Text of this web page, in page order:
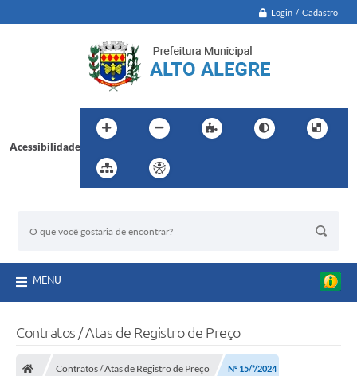
Login / Cadastro
Acessibilidade
MENU
Contratos / Atas de Registro de Preço
Contratos / Atas de Registro de Preço Nº 15/*/2024